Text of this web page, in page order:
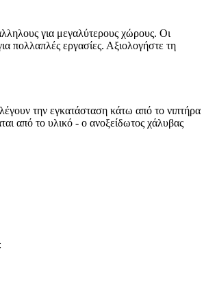
για μεγαλύτερους χώρους. Οι
πολλαπλές εργασίες. Αξιολογήστε τη
την εγκατάσταση κάτω από το νιπτήρα
από το υλικό - ο ανοξείδωτος χάλυβας